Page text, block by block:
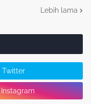
Lebih lama
Twitter
Instagram